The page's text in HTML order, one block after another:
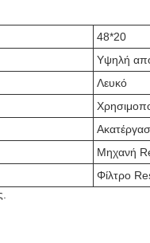
48*20
Υψηλή
Λευκό
Μηχανή
Φίλτρο